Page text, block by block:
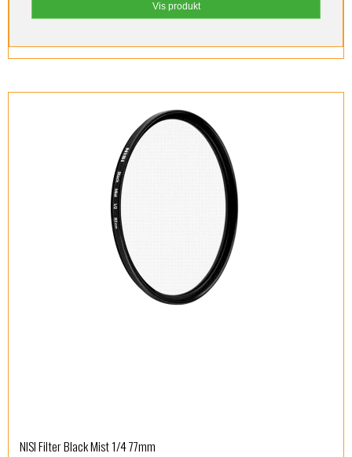
Vis produkt
NISI Filter Black Mist 1/4 77mm